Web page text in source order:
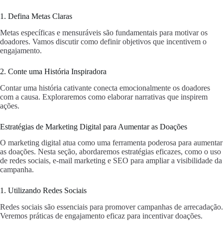
1. Defina Metas Claras
Metas específicas e mensuráveis são fundamentais para motivar os
doadores. Vamos discutir como definir objetivos que incentivem o
engajamento.
2. Conte uma História Inspiradora
Contar uma história cativante conecta emocionalmente os doadores
com a causa. Exploraremos como elaborar narrativas que inspirem
ações.
Estratégias de Marketing Digital para Aumentar as Doações
O marketing digital atua como uma ferramenta poderosa para aumentar
as doações. Nesta seção, abordaremos estratégias eficazes, como o uso
de redes sociais, e-mail marketing e SEO para ampliar a visibilidade da
campanha.
1. Utilizando Redes Sociais
Redes sociais são essenciais para promover campanhas de arrecadação.
Veremos práticas de engajamento eficaz para incentivar doações.